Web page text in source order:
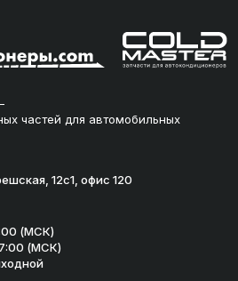
частей для автомобильных
12с1, офис 120
(МСК)
(МСК)